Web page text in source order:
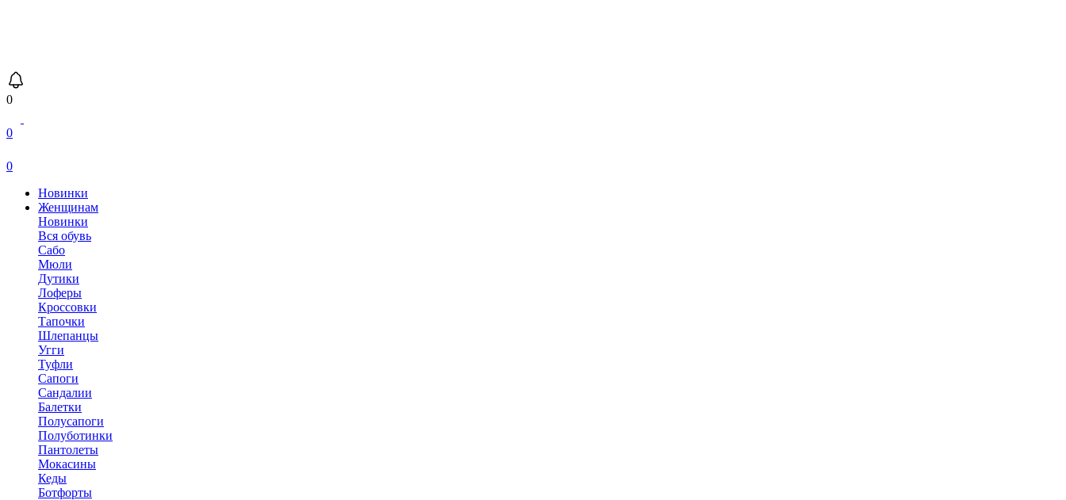
0
0
0
Новинки
Женщинам
Новинки
Вся обувь
Сабо
Мюли
Дутики
Лоферы
Кроссовки
Тапочки
Шлепанцы
Угги
Туфли
Сапоги
Сандалии
Балетки
Полусапоги
Полуботинки
Пантолеты
Мокасины
Кеды
Ботфорты